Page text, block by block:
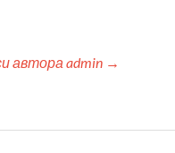
автора admin →